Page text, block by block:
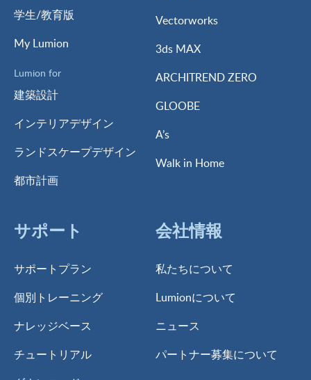
学生/教育版
My Lumion
Lumion for
建築設計
インテリアデザイン
ランドスケープデザイン
都市計画
Vectorworks
3ds MAX
ARCHITREND ZERO
GLOOBE
A’s
Walk in Home
サポート
サポートプラン
個別トレーニング
ナレッジベース
チュートリアル
会社情報
私たちについて
Lumionについて
ニュース
パートナー募集について